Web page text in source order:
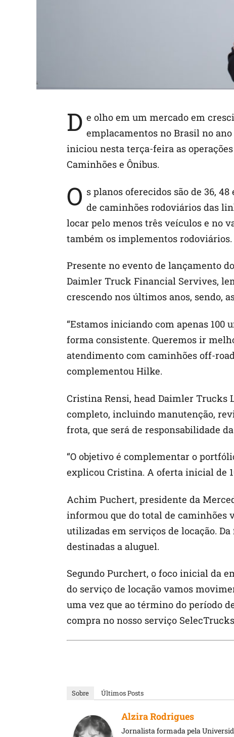
D e olho em um mercado em
emplacamentos no Brasil no
iniciou nesta terça-feira as
Caminhões e Ônibus.
O s planos oferecidos são de 36,
de caminhões rodoviários das
locar pelo menos três veículos e no
também os implementos rodoviários.
Presente no evento de lançamento
Daimler Truck Financial Servives,
crescendo nos últimos anos, sendo,
“Estamos iniciando com apenas 100
forma consistente. Queremos ir
atendimento com caminhões off-
complementou Hilke.
Cristina Rensi, head Daimler Trucks
completo, incluindo manutenção,
frota, que será de responsabilidade
“O objetivo é complementar o
explicou Cristina. A oferta inicial de
Achim Puchert, presidente da
informou que do total de caminhões
utilizadas em serviços de locação.
destinadas a aluguel.
Segundo Purchert, o foco inicial da
do serviço de locação vamos
uma vez que ao término do período
compra no nosso serviço
Sobre Últimos Posts
Alzira Rodrigues
Jornalista formada pela